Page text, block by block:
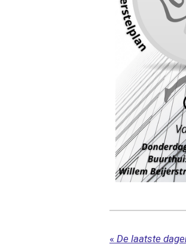
« De laatste